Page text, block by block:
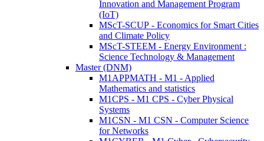
Innovation and Management Program
(IoT)
MScT-SCUP - Economics for Smart Cities
and Climate Policy
MScT-STEEM - Energy Environment :
Science Technology & Management
Master (DNM)
M1APPMATH - M1 - Applied
Mathematics and statistics
M1CPS - M1 CPS - Cyber Physical
Systems
M1CSN - M1 CSN - Computer Science
for Networks